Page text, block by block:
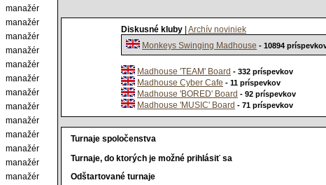
manažér
manažér
manažér
manažér
manažér
manažér
manažér
manažér
manažér
manažér
manažér
manažér
manažér
Diskusné kluby Archív noviniek
Monkeys Swinging Madhouse - 10894
Madhouse 'TEAM' Board - 332 príspevkov
Madhouse Cyber Cafe - 11 príspevkov
Madhouse 'BORED' Board - 92 príspevkov
Madhouse 'MUSIC' Board - 71 príspevkov
Turnaje spoločenstva
Turnaje, do ktorých je možné prihlásiť sa
Odštartované turnaje